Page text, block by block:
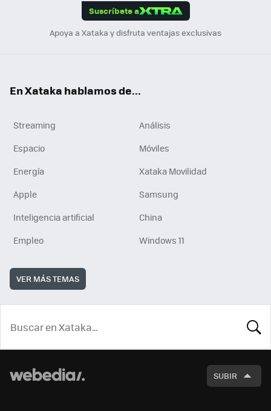
Suscríbete a
Apoya a Xataka y disfruta ventajas exclusivas
En Xataka hablamos de...
Streaming
Análisis
Espacio
Móviles
Energía
Xataka Movilidad
Apple
Samsung
Inteligencia artificial
China
Empleo
Windows 11
VER MÁS TEMAS
SUBIR